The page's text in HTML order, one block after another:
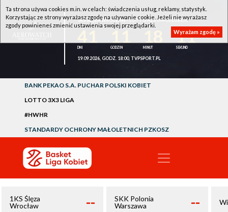
1KS ŚLĘZA WROCŁAW - LOTTO AZS UMCS LUBLIN
11
19.09.2026, GODZ. 18:00, TVPSPORT.PL
BANK PEKAO S.A. PUCHAR POLSKI KOBIET
LOTTO 3X3 LIGA
#HWHR
STANDARDY OCHRONY MAŁOLETNICH PZKOSZ
1KS Ślęza
Wrocław
--
SKK Polonia
Warszawa
--
Ta strona używa cookies m.in. w celach: świadczenia usług, reklamy, statystyk.
Korzystając ze strony wyrażasz zgodę na używanie cookie. Jeżeli nie wyrażasz
zgody powinieneś zmienić ustawienia swojej przeglądarki.
Wyrażam zgodę »